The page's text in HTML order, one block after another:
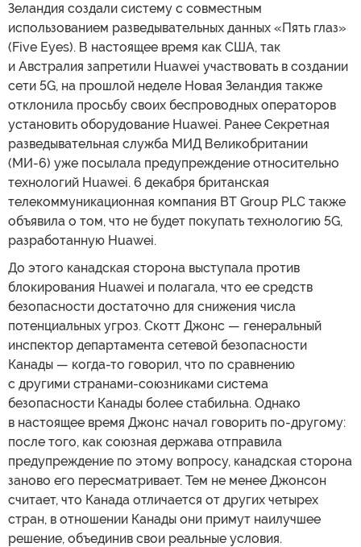
Зеландия создали систему с совместным
использованием разведывательных данных «Пять глаз»
(Five Eyes). В настоящее время как США, так
и Австралия запретили Huawei участвовать в создании
сети 5G, на прошлой неделе Новая Зеландия также
отклонила просьбу своих беспроводных операторов
установить оборудование Huawei. Ранее Секретная
разведывательная служба МИД Великобритании
(МИ-6) уже посылала предупреждение относительно
технологий Huawei. 6 декабря британская
телекоммуникационная компания BT Group PLC также
объявила о том, что не будет покупать технологию 5G,
разработанную Huawei.
До этого канадская сторона выступала против
блокирования Huawei и полагала, что ее средств
безопасности достаточно для снижения числа
потенциальных угроз. Скотт Джонс — генеральный
инспектор департамента сетевой безопасности
Канады — когда-то говорил, что по сравнению
с другими странами-союзниками система
безопасности Канады более стабильна. Однако
в настоящее время Джонс начал говорить по-другому:
после того, как союзная держава отправила
предупреждение по этому вопросу, канадская сторона
заново его пересматривает. Тем не менее Джонсон
считает, что Канада отличается от других четырех
стран, в отношении Канады они примут наилучшее
решение, объединив свои реальные условия.